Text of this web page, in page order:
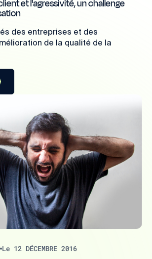
et l'agressivité, un challenge
des entreprises et des
de la qualité de la
Le 12 DÉCEMBRE 2016